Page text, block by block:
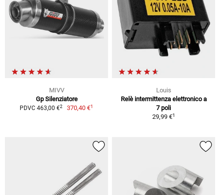
MIVV
Gp Silenziatore
PDVC 463,00 €2 370,40 €1
Louis
Relè intermittenza elettronico a
7 poli
29,99 €1